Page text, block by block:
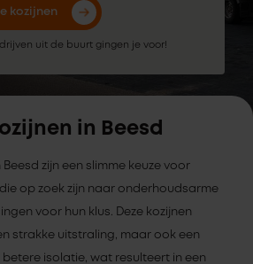
kozijnen
uit de buurt gingen je voor!
in Beesd
zijn een slimme keuze voor
op zoek zijn naar onderhoudsarme
voor hun klus. Deze kozijnen
strakke uitstraling, maar ook een
betere isolatie, wat resulteert in een